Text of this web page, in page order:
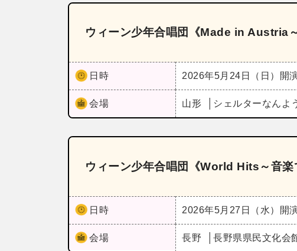
ウィーン少年合唱団《Made in Austria
日時 2026年5月24日（日） 開
会場 山形 シェルターなんよ
ウィーン少年合唱団《World Hits～音楽
日時 2026年5月27日（水） 開
会場 長野 長野県県民文化会